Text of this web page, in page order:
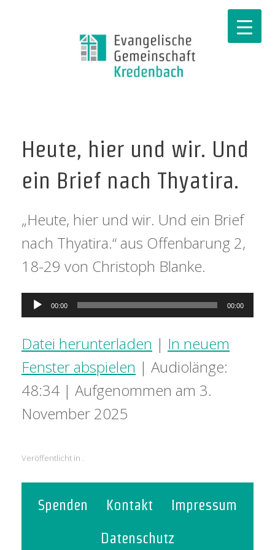
Heute, hier und wir. Und
ein Brief nach Thyatira.
„Heute, hier und wir. Und ein Brief
nach Thyatira.“ aus Offenbarung 2,
18-29 von Christoph Blanke.
Audio-
00:00 00:00
Datei herunterladen | In neuem
Fenster abspielen | Audiolänge:
48:34 | Aufgenommen am 3.
November 2025
Veröffentlicht in .
Spenden Kontakt
Impressum
Datenschutz